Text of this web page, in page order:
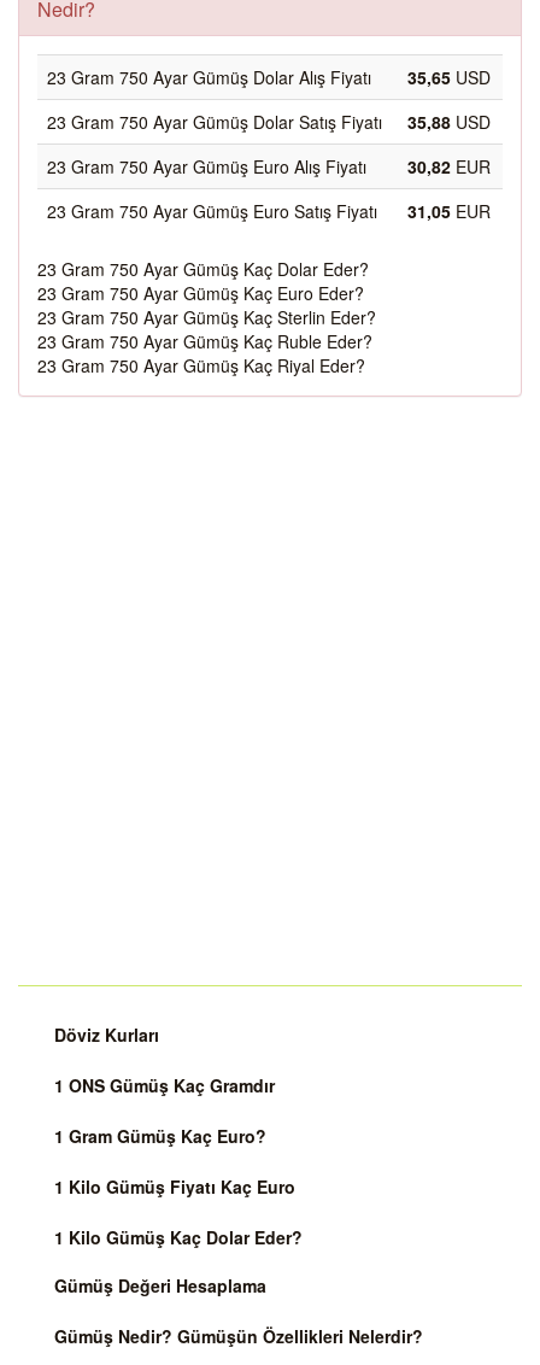
Nedir?
23 Gram 750 Ayar Gümüş Dolar Alış Fiyatı 35,65 USD
23 Gram 750 Ayar Gümüş Dolar Satış Fiyatı
35,88 USD
23 Gram 750 Ayar Gümüş Euro Alış Fiyatı
30,82 EUR
23 Gram 750 Ayar Gümüş Euro Satış Fiyatı
31,05 EUR
23 Gram 750 Ayar Gümüş Kaç Dolar Eder?
23 Gram 750 Ayar Gümüş Kaç Euro Eder?
23 Gram 750 Ayar Gümüş Kaç Sterlin Eder?
23 Gram 750 Ayar Gümüş Kaç Ruble Eder?
23 Gram 750 Ayar Gümüş Kaç Riyal Eder?
Döviz Kurları
1 ONS Gümüş Kaç Gramdır
1 Gram Gümüş Kaç Euro?
1 Kilo Gümüş Fiyatı Kaç Euro
1 Kilo Gümüş Kaç Dolar Eder?
Gümüş Değeri Hesaplama
Gümüş Nedir? Gümüşün Özellikleri Nelerdir?